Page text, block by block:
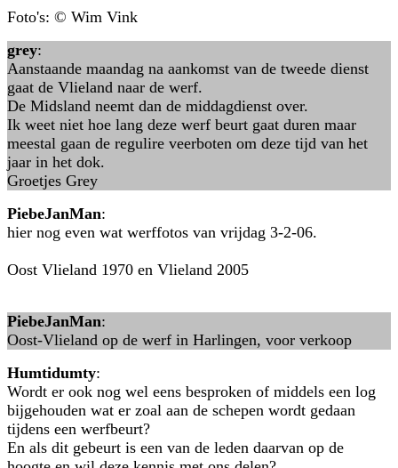
Foto's: © Wim Vink
grey:
Aanstaande maandag na aankomst van de tweede dienst
gaat de Vlieland naar de werf.
De Midsland neemt dan de middagdienst over.
Ik weet niet hoe lang deze werf beurt gaat duren maar
meestal gaan de regulire veerboten om deze tijd van het
jaar in het dok.
Groetjes Grey
PiebeJanMan:
hier nog even wat werffotos van vrijdag 3-2-06.
Oost Vlieland 1970 en Vlieland 2005
PiebeJanMan:
Oost-Vlieland op de werf in Harlingen, voor verkoop
Humtidumty:
Wordt er ook nog wel eens besproken of middels een log
bijgehouden wat er zoal aan de schepen wordt gedaan
tijdens een werfbeurt?
En als dit gebeurt is een van de leden daarvan op de